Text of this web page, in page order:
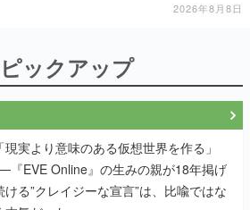
2026年8月8日
ックアップ
「現実より意味のある仮想世界を作る」
『EVE Online』の生みの親が18年掲げ
ける”クレイジーな宣言”は、比喩ではな